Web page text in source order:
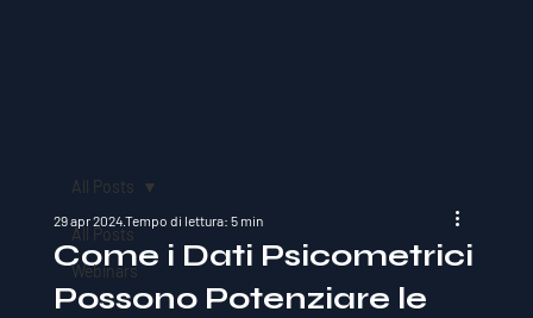
All Posts
Webinars
All Posts
Come i Dati Psicometrici
Possono Potenziare le
29 apr 2024Tempo di lettura: 5 min